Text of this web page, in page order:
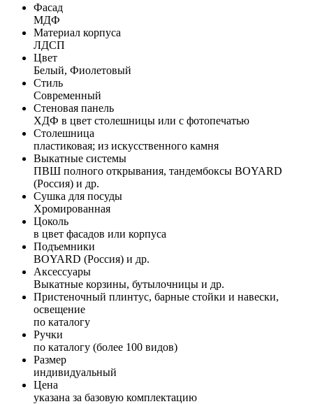
Фасад
МДФ
Материал корпуса
ЛДСП
Цвет
Белый, Фиолетовый
Стиль
Современный
Стеновая панель
ХДФ в цвет столешницы или с фотопечатью
Столешница
пластиковая; из искусственного камня
Выкатные системы
ПВШ полного открывания, тандембоксы BOYARD
(Россия) и др.
Сушка для посуды
Хромированная
Цоколь
в цвет фасадов или корпуса
Подъемники
BOYARD (Россия) и др.
Аксессуары
Выкатные корзины, бутылочницы и др.
Пристеночный плинтус, барные стойки и навески,
освещение
по каталогу
Ручки
по каталогу (более 100 видов)
Размер
индивидуальный
Цена
указана за базовую комплектацию